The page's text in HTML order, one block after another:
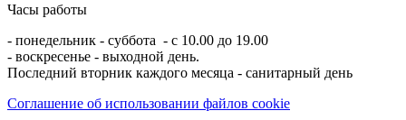
Часы работы
- понедельник - суббота - с 10.00 до 19.00
- воскресенье - выходной день.
Последний вторник каждого месяца - санитарный день
Соглашение об использовании файлов cookie